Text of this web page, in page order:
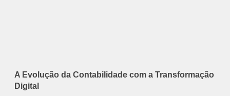
A Evolução da Contabilidade com a Transformação
Digital